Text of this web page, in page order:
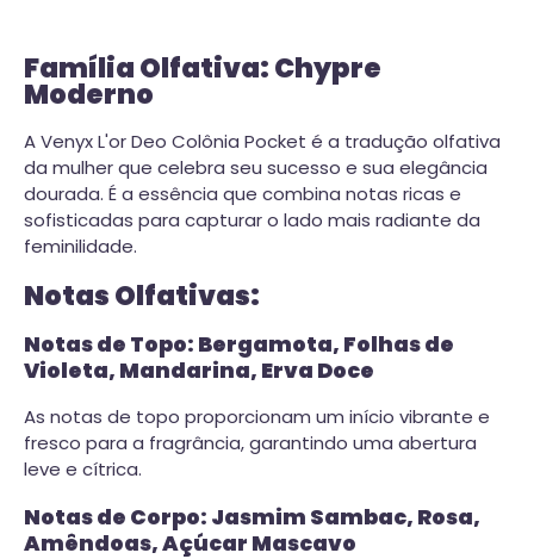
Família Olfativa: Chypre
Moderno
A Venyx L'or Deo Colônia Pocket é a tradução olfativa
da mulher que celebra seu sucesso e sua elegância
dourada. É a essência que combina notas ricas e
sofisticadas para capturar o lado mais radiante da
feminilidade.
Notas Olfativas:
Notas de Topo: Bergamota, Folhas de
Violeta, Mandarina, Erva Doce
As notas de topo proporcionam um início vibrante e
fresco para a fragrância, garantindo uma abertura
leve e cítrica.
Notas de Corpo: Jasmim Sambac, Rosa,
Amêndoas, Açúcar Mascavo